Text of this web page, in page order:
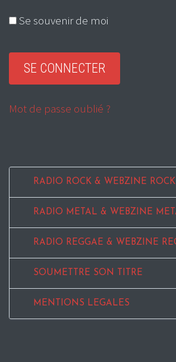
Se souvenir de moi
Mot de passe oublié ?
RADIO ROCK & WEBZINE ROCK
RADIO METAL & WEBZINE
RADIO REGGAE & WEBZINE
SOUMETTRE SON TITRE
MENTIONS LEGALES